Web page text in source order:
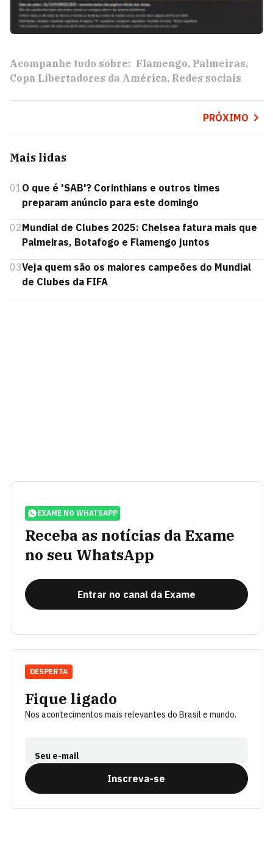
Acompanhe tudo sobre: Flamengo Palmeiras
Copa Libertadores da América Redes sociais
PRÓXIMO
Mais lidas
01 O que é 'SAB'? Corinthians e outros times
preparam anúncio para este domingo
02Mundial de Clubes 2025: Chelsea fatura mais que
Palmeiras, Botafogo e Flamengo juntos
03Veja quem são os maiores campeões do Mundial
de Clubes da FIFA
EXAME NO WHATSAPP
Receba as notícias da Exame
no seu WhatsApp
Entrar no canal da Exame
Fique ligado
Nos acontecimentos mais relevantes do Brasil e mundo.
Seu e-mail
Inscreva-se
DESPERTA